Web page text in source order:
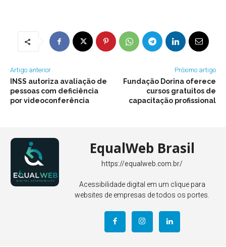
Artigo anterior
INSS autoriza avaliação de
pessoas com deficiência
por videoconferência
Próximo artigo
Fundação Dorina oferece
cursos gratuitos de
capacitação profissional
EqualWeb Brasil
https://equalweb.com.br/
Acessibilidade digital em um clique para
websites de empresas de todos os portes.